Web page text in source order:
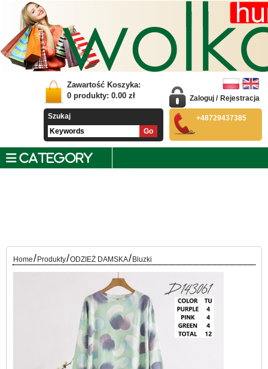
Zawartość Koszyka:
0 produkty: 0.00 zł
Szukaj
Zaloguj / Rejestracja
+48729437385
CATEGORY
Home/ Produkty/ODZIEŻ DAMSKA/ Bluzki